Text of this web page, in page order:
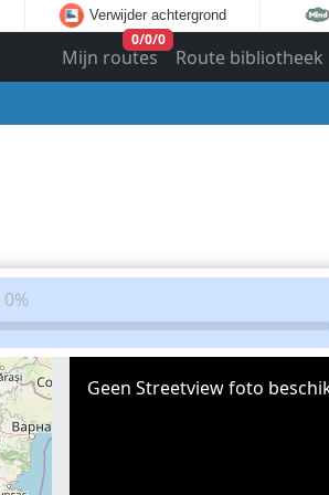
Verwijder achtergrond
Mijn routes
0/0/0
Route bibliotheek
0%
Geen Streetview foto